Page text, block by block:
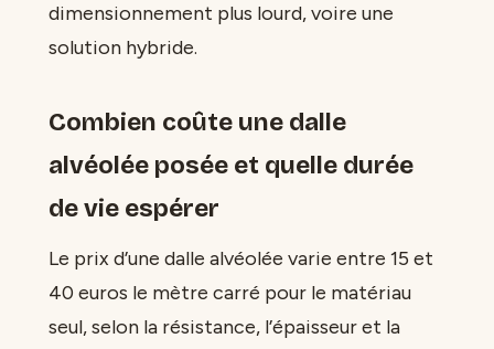
dimensionnement plus lourd, voire une
solution hybride.
Combien coûte une dalle
alvéolée posée et quelle durée
de vie espérer
Le prix d’une dalle alvéolée varie entre 15 et
40 euros le mètre carré pour le matériau
seul, selon la résistance, l’épaisseur et la